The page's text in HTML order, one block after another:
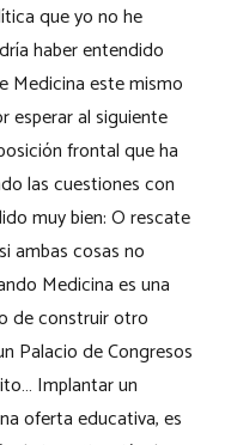
que yo no he
haber entendido
Medicina este mismo
esperar al siguiente
frontal que ha
las cuestiones con
muy bien: O rescate
ambas cosas no
Medicina es una
de construir otro
Palacio de Congresos
Implantar un
oferta educativa, es